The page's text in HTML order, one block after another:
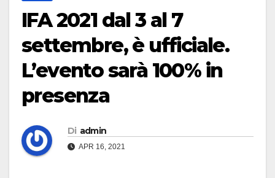
IFA 2021 dal 3 al 7
settembre, è ufficiale.
L’evento sarà 100% in
presenza
Di admin
APR 16, 2021